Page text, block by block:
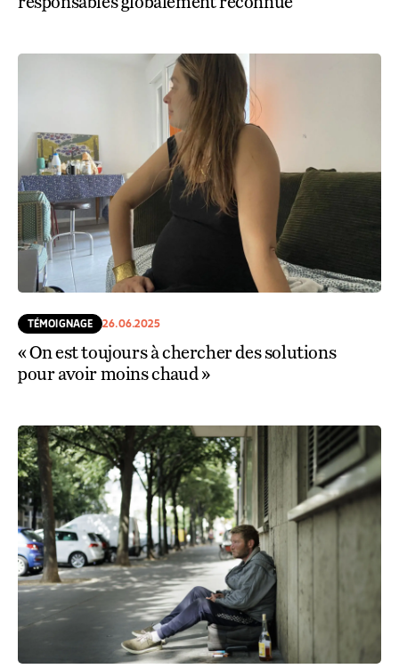
TÉMOIGNAGE 26.06.2025
« On est toujours à chercher des solutions
pour avoir moins chaud »